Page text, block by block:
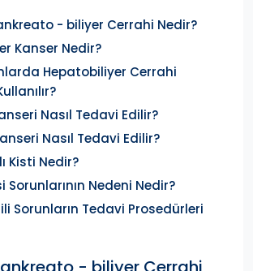
- biliyer Cerrahi Nedir?
Kanser Nedir?
Hepatobiliyer Cerrahi
Nasıl Tedavi Edilir?
Nasıl Tedavi Edilir?
Kisti Nedir?
Sorunlarının Nedeni Nedir?
Sorunların Tedavi Prosedürleri